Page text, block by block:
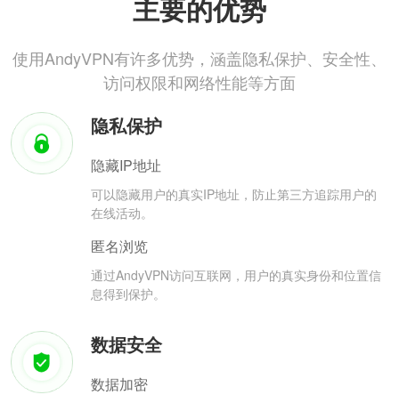
主要的优势
使用AndyVPN有许多优势，涵盖隐私保护、安全性、
访问权限和网络性能等方面
隐私保护
隐藏IP地址
可以隐藏用户的真实IP地址，防止第三方追踪用户的
在线活动。
匿名浏览
通过AndyVPN访问互联网，用户的真实身份和位置信
息得到保护。
数据安全
数据加密